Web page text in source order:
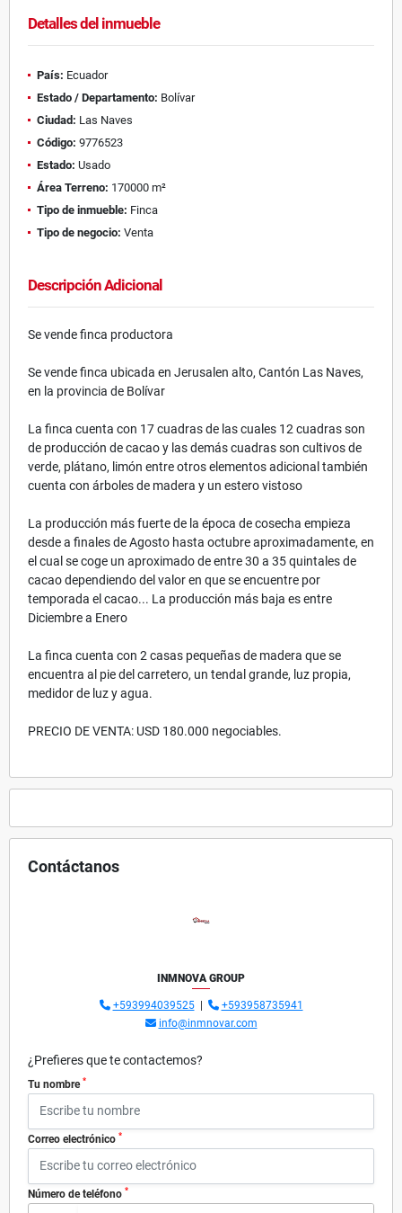
Detalles del inmueble
País: Ecuador
Estado / Departamento: Bolívar
Ciudad: Las Naves
Código: 9776523
Estado: Usado
Área Terreno: 170000 m²
Tipo de inmueble: Finca
Tipo de negocio: Venta
Descripción Adicional
Se vende finca productora
Se vende finca ubicada en Jerusalen alto, Cantón Las Naves,
en la provincia de Bolívar
La finca cuenta con 17 cuadras de las cuales 12 cuadras son
de producción de cacao y las demás cuadras son cultivos de
verde, plátano, limón entre otros elementos adicional también
cuenta con árboles de madera y un estero vistoso
La producción más fuerte de la época de cosecha empieza
desde a finales de Agosto hasta octubre aproximadamente, en
el cual se coge un aproximado de entre 30 a 35 quintales de
cacao dependiendo del valor en que se encuentre por
temporada el cacao... La producción más baja es entre
Diciembre a Enero
La finca cuenta con 2 casas pequeñas de madera que se
encuentra al pie del carretero, un tendal grande, luz propia,
medidor de luz y agua.
PRECIO DE VENTA: USD 180.000 negociables.
Contáctanos
INMNOVA GROUP
+593994039525|
+593958735941
info@inmnovar.com
¿Prefieres que te contactemos?
Tu nombre *
Correo electrónico *
Número de teléfono *